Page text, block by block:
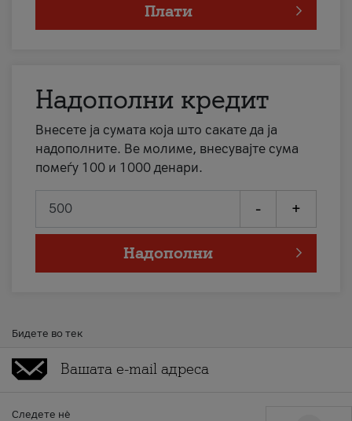
Плати
Надополни кредит
Внесете ја сумата која што сакате да ја
надополните. Ве молиме, внесувајте сума
помеѓу 100 и 1000 денари.
- +
Надополни
Бидете во тек
Следете нè